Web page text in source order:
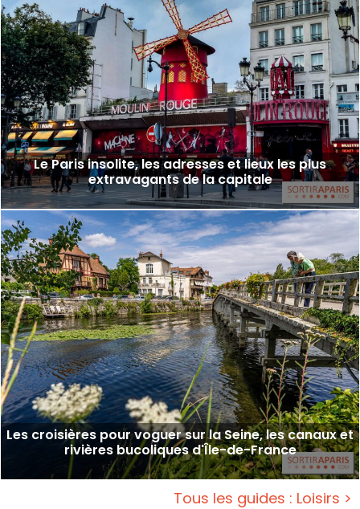
Le Paris insolite, les adresses et lieux les plus
extravagants de la capitale
Les croisières pour voguer sur la Seine, les canaux et
rivières bucoliques d'Île-de-France
Tous les guides : Loisirs >